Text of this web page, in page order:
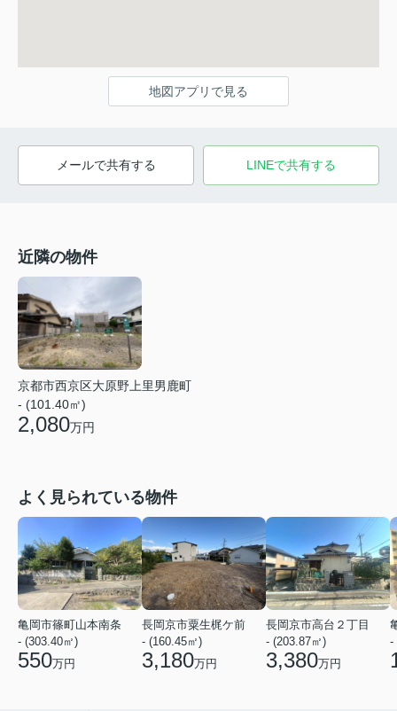
地図アプリで見る
メールで共有する LINEで共有する
近隣の物件
京都市西京区大原野上里男鹿町
- (101.40㎡)
2,080万円
よく見られている物件
亀岡市篠町山本南条
- (303.40㎡)
550万円
長岡京市粟生梶ケ前
- (160.45㎡)
3,180万円
長岡京市高台２丁目
- (203.87㎡)
3,380万円
-